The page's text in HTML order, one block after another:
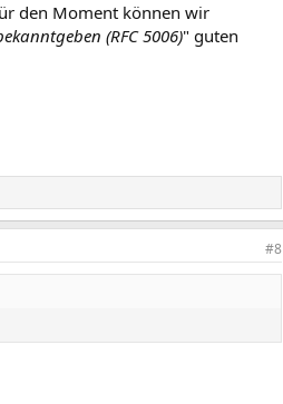
den Moment können wir
(RFC 5006)" guten
#8